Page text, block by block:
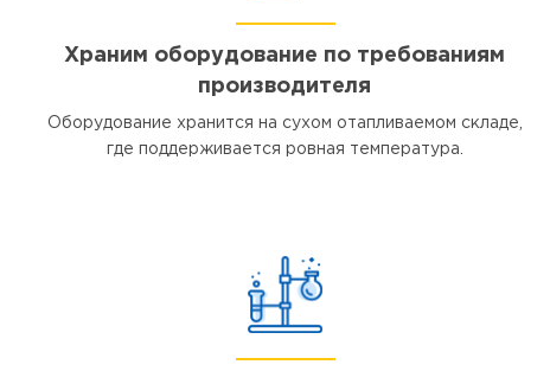
Храним оборудование по требованиям
производителя
Оборудование хранится на сухом отапливаемом складе,
где поддерживается ровная температура.